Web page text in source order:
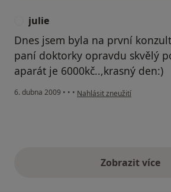
julie
Dnes jsem byla na první
paní doktorky opravdu skvělý
aparát je 6000kč..,krasný den:)
6. dubna 2009 • • • podle názoru uživatele julie
Nahlásit zneužití
Zobrazit více
výše